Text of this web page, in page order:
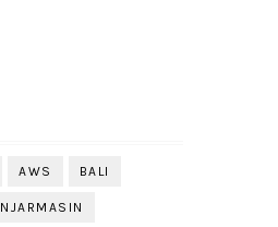
AWS BALI